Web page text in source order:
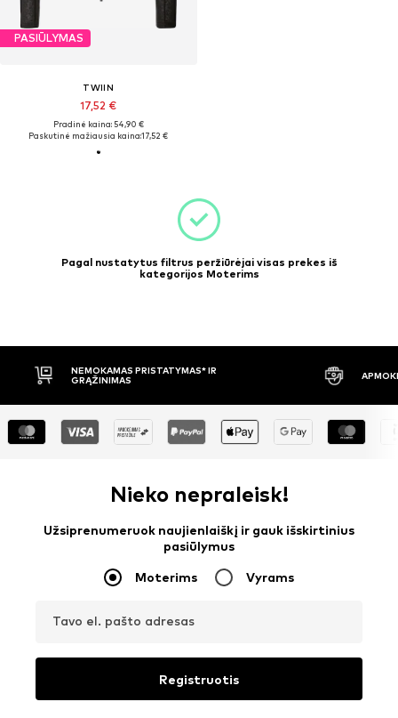
PASIŪLYMAS
TWIIN
17,52 €
Pradinė kaina: 54,90 €
Paskutinė mažiausia kaina:17,52 €
Pagal nustatytus filtrus peržiūrėjai visas prekes iš
kategorijos Moterims
NEMOKAMAS PRISTATYMAS* IR
GRĄŽINIMAS
Nieko nepraleisk!
Užsiprenumeruok naujienlaiškį ir gauk išskirtinius
pasiūlymus
Moterims Vyrams
Tavo el. pašto adresas
Registruotis